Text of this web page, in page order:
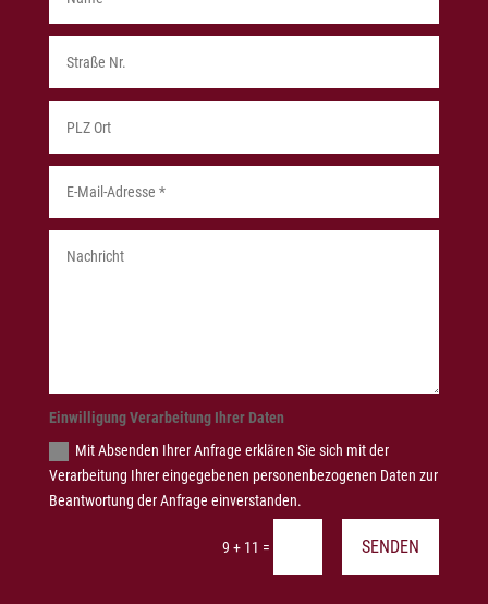
Einwilligung Verarbeitung Ihrer Daten
Mit Absenden Ihrer Anfrage erklären Sie sich mit der
Verarbeitung Ihrer eingegebenen personenbezogenen Daten zur
Beantwortung der Anfrage einverstanden.
9 + 11 = SENDEN